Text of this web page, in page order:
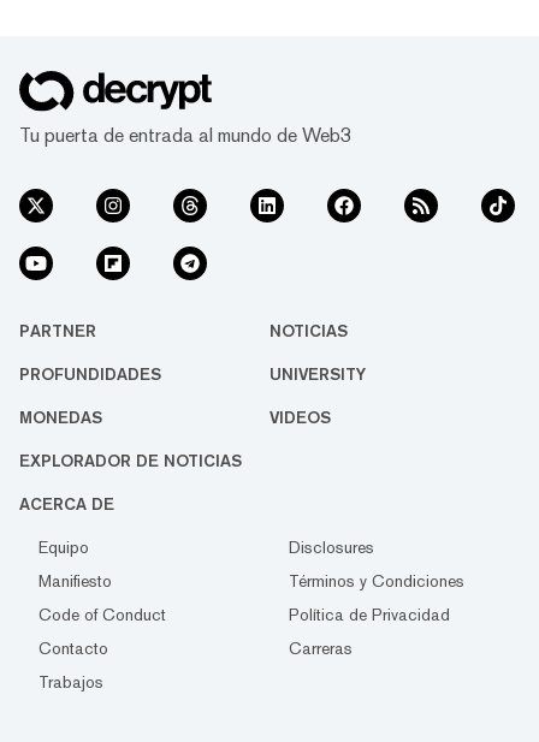
Tu puerta de entrada al mundo de Web3
PARTNER NOTICIAS
PROFUNDIDADES UNIVERSITY
MONEDAS VIDEOS
EXPLORADOR DE NOTICIAS
ACERCA DE
Equipo
Disclosures
Manifiesto
Términos y Condiciones
Code of Conduct
Política de Privacidad
Contacto
Carreras
Trabajos